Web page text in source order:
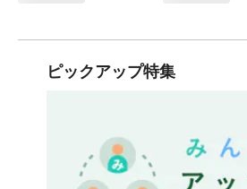
ピックアップ特集